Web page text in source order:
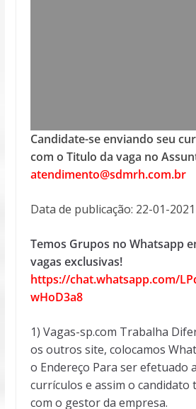
Candidate-se enviando seu
com o Titulo da vaga no
atendimento@sdmrh.com.br
Data de publicação: 22-01-2021
Temos Grupos no Whatsapp
vagas exclusivas!
https://chat.whatsapp.com/
wHoD3a8
1) Vagas-sp.com Trabalha
os outros site, colocamos
o Endereço Para ser efetuado
currículos e assim o candidato
com o gestor da empresa.